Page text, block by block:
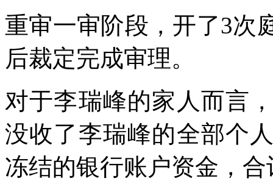
重审一审阶段，开了3次
后裁定完成审理。
对于李瑞峰的家人而言
没收了李瑞峰的全部个
冻结的银行账户资金，